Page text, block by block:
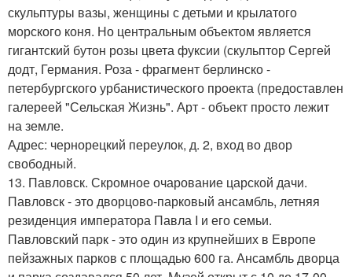
скульптуры вазы, женщины с детьми и крылатого
морского коня. Но центральным объектом является
гигантский бутон розы цвета фуксии (скульптор Сергей
додт, Германия. Роза - фрагмент берлинско -
петербургского урбанистического проекта (предоставлен
галереей "Сельская Жизнь". Арт - объект просто лежит
на земле.
Адрес: чернорецкий переулок, д. 2, вход во двор
свободный.
13. Павловск. Скромное очарование царской дачи.
Павловск - это дворцово-парковый ансамбль, летняя
резиденция императора Павла I и его семьи.
Павловский парк - это один из крупнейших в Европе
пейзажных парков с площадью 600 га. Ансамбль дворца